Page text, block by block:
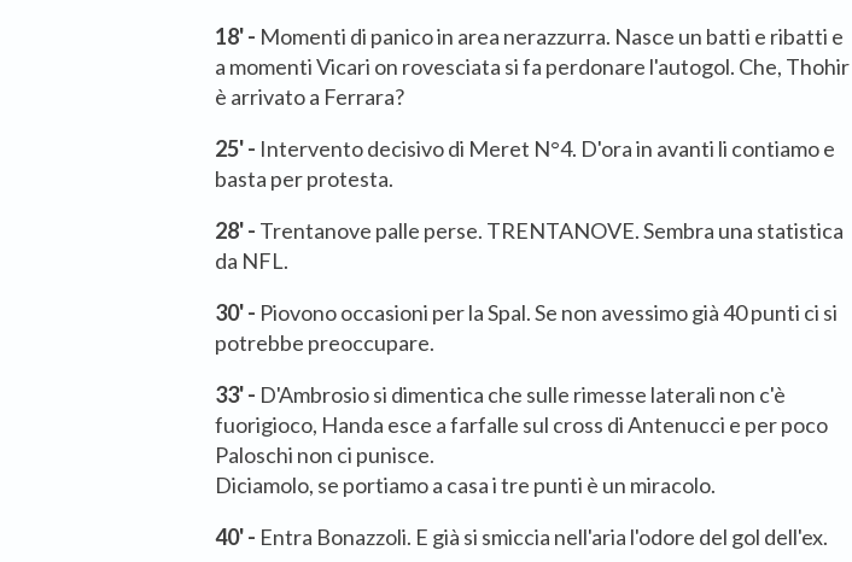
18' - Momenti di panico in area nerazzurra. Nasce un batti e ribatti e
a momenti Vicari on rovesciata si fa perdonare l'autogol. Che, Thohir
è arrivato a Ferrara?
25' - Intervento decisivo di Meret N°4. D'ora in avanti li contiamo e
basta per protesta.
28' - Trentanove palle perse. TRENTANOVE. Sembra una statistica
da NFL.
30' - Piovono occasioni per la Spal. Se non avessimo già 40 punti ci si
potrebbe preoccupare.
33' - D'Ambrosio si dimentica che sulle rimesse laterali non c'è
fuorigioco, Handa esce a farfalle sul cross di Antenucci e per poco
Paloschi non ci punisce.
Diciamolo, se portiamo a casa i tre punti è un miracolo.
40' - Entra Bonazzoli. E già si smiccia nell'aria l'odore del gol dell'ex.